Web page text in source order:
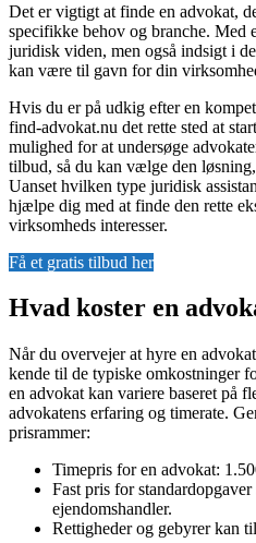
Det er vigtigt at finde en advokat,
specifikke behov og branche. Med
juridisk viden, men også indsigt i
kan være til gavn for din
Hvis du er på udkig efter en
find-advokat.nu det rette sted at
mulighed for at undersøge
tilbud, så du kan vælge den
Uanset hvilken type juridisk
hjælpe dig med at finde den rette
virksomheds interesser.
Få et gratis tilbud her
Hvad koster en
Når du overvejer at hyre en
kende til de typiske omkostninger
en advokat kan variere baseret på
advokatens erfaring og timerate.
prisrammer:
Timepris for en advokat:
Fast pris for
ejendomshandler.
Rettigheder og gebyrer kan